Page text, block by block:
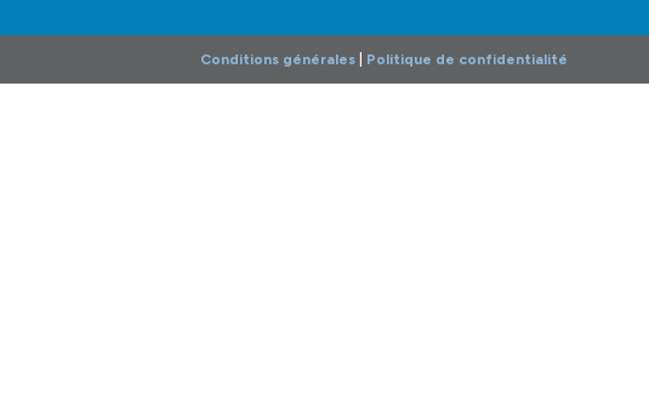
Conditions générales| Politique de confidentialité